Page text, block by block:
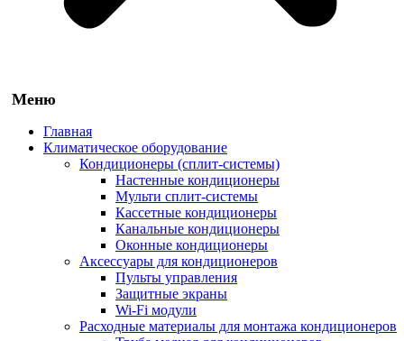
Главная
Климатическое оборудование
Кондиционеры (сплит-системы)
Настенные кондиционеры
Мульти сплит-системы
Кассетные кондиционеры
Канальные кондиционеры
Оконные кондиционеры
Аксессуары для кондиционеров
Пульты управления
Защитные экраны
Wi-Fi модули
Расходные материалы для монтажа кондиционеров